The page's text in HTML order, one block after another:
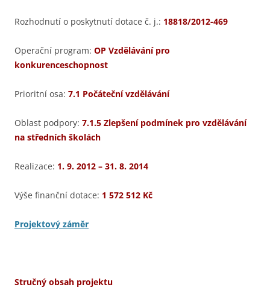
Rozhodnutí o poskytnutí dotace č. j.: 18818/2012-469
Operační program: OP Vzdělávání pro
konkurenceschopnost
Prioritní osa: 7.1 Počáteční vzdělávání
Oblast podpory: 7.1.5 Zlepšení podmínek pro vzdělávání
na středních školách
Realizace: 1. 9. 2012 – 31. 8. 2014
Výše finanční dotace: 1 572 512 Kč
Projektový záměr
Stručný obsah projektu